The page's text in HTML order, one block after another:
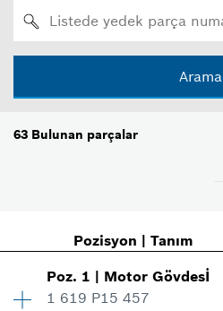
Arama
63 Bulunan parçalar
Pozisyon | Tanım
Poz. 1 | Motor Gövdesİ
1 619 P15 457